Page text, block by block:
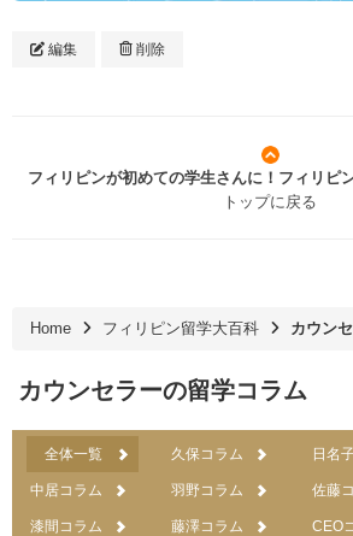
編集 削除
フィリピンが初めての学生さんに！フィリピ
トップに戻る
Home フィリピン留学大百科 カウン
カウンセラーの留学コラム
全体一覧 久保コラム 日名
中居コラム 羽野コラム 佐藤
漆間コラム 藤澤コラム CEO